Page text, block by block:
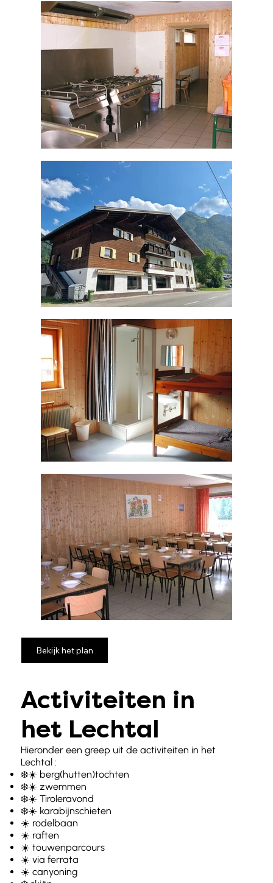
Activiteiten in
het Lechtal
Hieronder een greep uit de activiteiten in het
Lechtal :
❄️☀️ berg(hutten)tochten
❄️☀️ zwemmen
❄️☀️ Tiroleravond
❄️☀️ karabijnschieten
☀️ rodelbaan
☀️ raften
☀️ touwenparcours
☀️ via ferrata
☀️ canyoning
Bekijk het plan